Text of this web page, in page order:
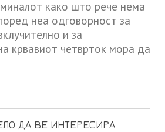
како што рече нема
неа одговорност за
и за
крвавиот четврток мора да
ДА ВЕ ИНТЕРЕСИРА